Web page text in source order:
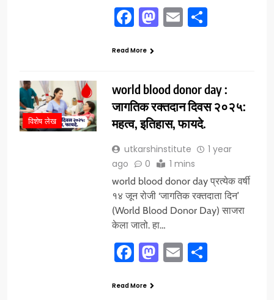
Facebook
Mastodon
EmailShare
Read More
विशेष लेख
world blood donor day :
जागतिक रक्तदान दिवस २०२५:
महत्व, इतिहास, फायदे.
utkarshinstitute
1 year
ago
0 1 mins
world blood donor day प्रत्येक वर्षी
१४ जून रोजी ‘जागतिक रक्तदाता दिन’
(World Blood Donor Day) साजरा
केला जातो. हा…
Facebook
Mastodon
EmailShare
Read More